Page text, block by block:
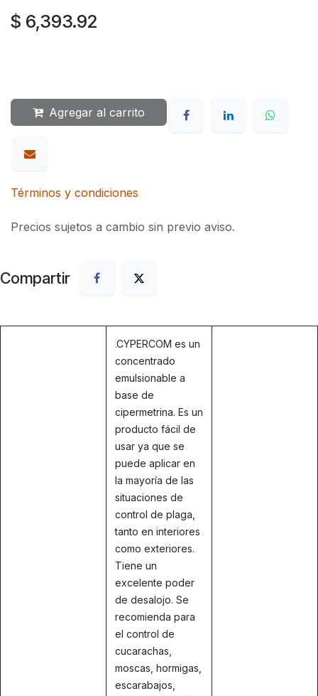
$ 6,393.92
Agregar al carrito
Términos y condiciones
Precios sujetos a cambio sin previo aviso.
Compartir
.CYPERCOM es un
concentrado
emulsionable a
base de
cipermetrina. Es un
producto fácil de
usar ya que se
puede aplicar en
la mayoría de las
situaciones de
control de plaga,
tanto en interiores
como exteriores.
Tiene un
excelente poder
de desalojo. Se
recomienda para
el control de
cucarachas,
moscas, hormigas,
escarabajos,